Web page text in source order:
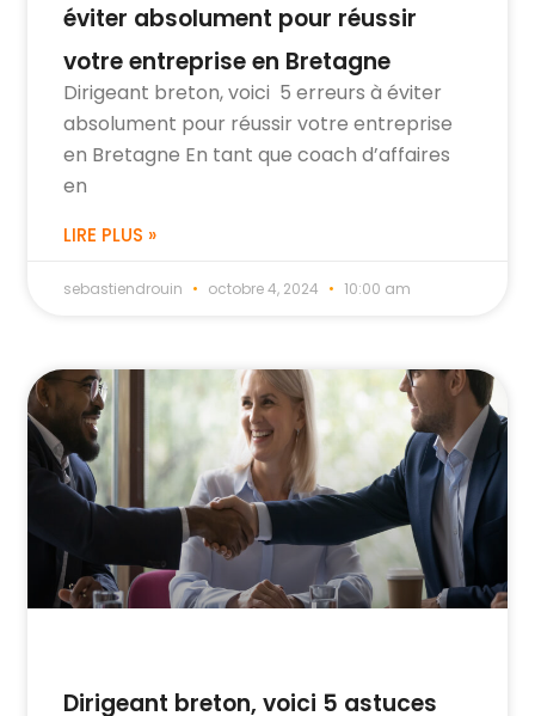
éviter absolument pour réussir
votre entreprise en Bretagne
Dirigeant breton, voici 5 erreurs à éviter
absolument pour réussir votre entreprise
en Bretagne En tant que coach d’affaires
en
LIRE PLUS »
sebastiendrouin octobre 4, 2024 10:00 am
Dirigeant breton, voici 5 astuces